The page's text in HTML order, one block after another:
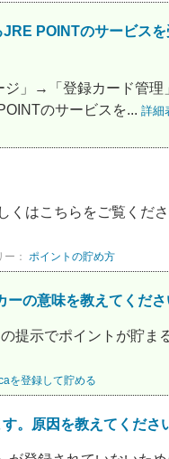
POINTのサービス
」→「登録カード管理
のサービスを... 詳細
くはこちらをご覧くだ
ー： ポイントの貯め方
ーの意味を教えてくださ
提示でポイントが貯ま
を登録して貯める
。原因を教えてくださ